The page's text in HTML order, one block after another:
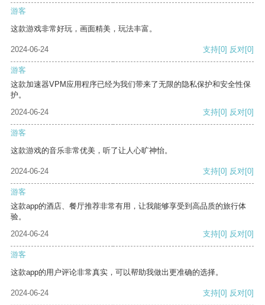
游客
这款游戏非常好玩，画面精美，玩法丰富。
2024-06-24 支持[0] 反对[0]
游客
这款加速器VPM应用程序已经为我们带来了无限的隐私保护和安全性保
护。
2024-06-24
支持[0] 反对[0]
游客
这款游戏的音乐非常优美，听了让人心旷神怡。
2024-06-24 支持[0] 反对[0]
游客
这款app的酒店、餐厅推荐非常有用，让我能够享受到高品质的旅行体
验。
2024-06-24
支持[0] 反对[0]
游客
这款app的用户评论非常真实，可以帮助我做出更准确的选择。
2024-06-24 支持[0] 反对[0]